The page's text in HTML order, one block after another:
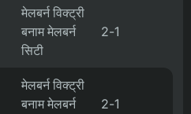
मेलबर्न विक्ट्री
बनाम मेलबर्न
सिटी
2-1
मेलबर्न विक्ट्री
बनाम मेलबर्न
2-1